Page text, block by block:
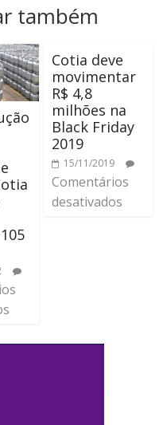
também
Cotia deve
movimentar
R$ 4,8
milhões na
Black Friday
2019
15/11/2019
Comentários
desativados